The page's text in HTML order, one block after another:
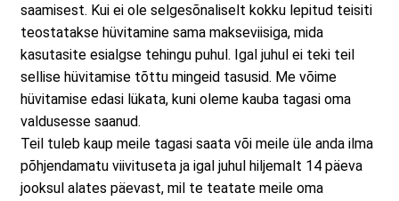
saamisest. Kui ei ole selgesõnaliselt kokku lepitud teisiti
teostatakse hüvitamine sama makseviisiga, mida
kasutasite esialgse tehingu puhul. Igal juhul ei teki teil
sellise hüvitamise tõttu mingeid tasusid. Me võime
hüvitamise edasi lükata, kuni oleme kauba tagasi oma
valdusesse saanud.
Teil tuleb kaup meile tagasi saata või meile üle anda ilma
põhjendamatu viivituseta ja igal juhul hiljemalt 14 päeva
jooksul alates päevast, mil te teatate meile oma